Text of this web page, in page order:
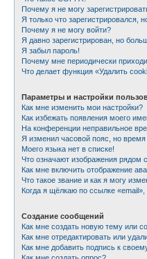
Почему я не могу
Я только что зарегистрировался,
Почему я не могу войти?
Я давно зарегистрирован, но
Я забыл пароль!
Почему мне периодически
Что делает функция «Удалить
Параметры и настройки
Как мне изменить мои настройки?
Как избежать появления моего
На конференции неправильное
Я изменил часовой пояс, но
Моего языка нет в списке!
Что означают изображения рядом
Как мне включить отображение
Что такое звание и как я могу
Когда я щёлкаю по ссылке
Создание сообщений
Как мне создать новую тему или
Как мне отредактировать или
Как мне добавить подпись к